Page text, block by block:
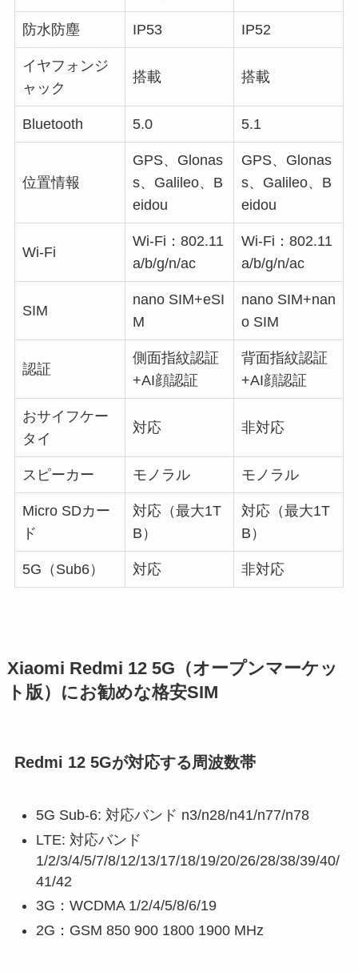
防水防塵 IP53 IP52
イヤフォンジ
ャック
搭載 搭載
Bluetooth 5.0 5.1
位置情報
GPS、Glonas
s、Galileo、B
eidou
GPS、Glonas
s、Galileo、B
eidou
Wi-Fi
Wi-Fi：802.11
a/b/g/n/ac
Wi-Fi：802.11
a/b/g/n/ac
SIM
nano SIM+eSI
M
nano SIM+nan
o SIM
認証
側面指紋認証
+AI顔認証
背面指紋認証
+AI顔認証
おサイフケー
タイ
対応 非対応
スピーカー モノラル モノラル
Micro SDカー
ド
対応（最大1T
B）
対応（最大1T
B）
5G（Sub6） 対応 非対応
Xiaomi Redmi 12 5G（オープンマーケッ
ト版）にお勧めな格安SIM
Redmi 12 5Gが対応する周波数帯
5G Sub-6: 対応バンド n3/n28/n41/n77/n78
LTE: 対応バンド
1/2/3/4/5/7/8/12/13/17/18/19/20/26/28/38/39/40/
41/42
3G ：WCDMA 1/2/4/5/8/6/19
2G：GSM 850 900 1800 1900 MHz